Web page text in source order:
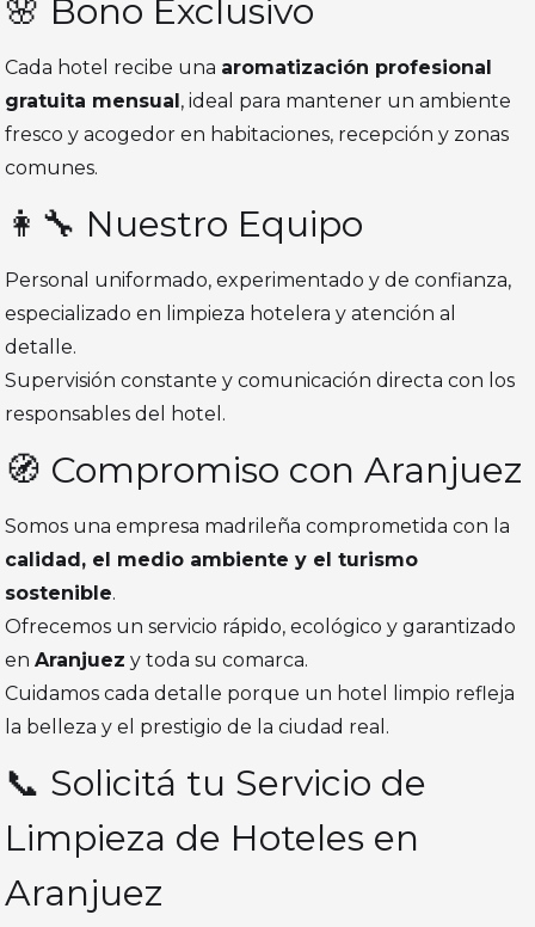
🌸 Bono Exclusivo
Cada hotel recibe una aromatización profesional
gratuita mensual , ideal para mantener un ambiente
fresco y acogedor en habitaciones, recepción y zonas
comunes.
👩‍🔧 Nuestro Equipo
Personal uniformado, experimentado y de confianza,
especializado en limpieza hotelera y atención al
detalle.
Supervisión constante y comunicación directa con los
responsables del hotel.
🧭 Compromiso con Aranjuez
Somos una empresa madrileña comprometida con la
calidad, el medio ambiente y el turismo
sostenible.
Ofrecemos un servicio rápido, ecológico y garantizado
enAranjuez y toda su comarca.
Cuidamos cada detalle porque un hotel limpio refleja
la belleza y el prestigio de la ciudad real.
📞 Solicitá tu Servicio de
Limpieza de Hoteles en
Aranjuez